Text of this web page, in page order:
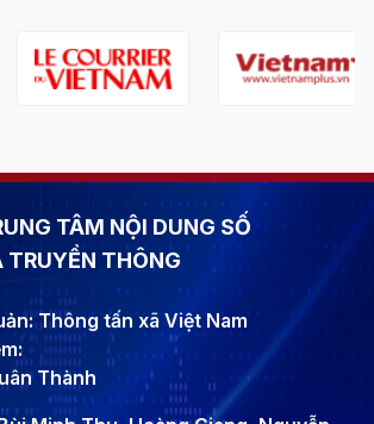
TÂM NỘI DUNG SỐ
TRUYỀN THÔNG
Thông tấn xã Việt Nam
Thành